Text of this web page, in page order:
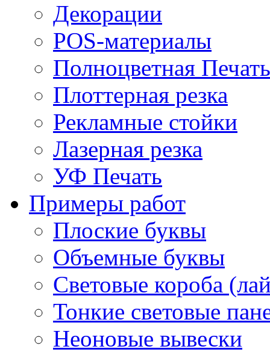
Декорации
POS-материалы
Полноцветная Печать
Плоттерная резка
Рекламные стойки
Лазерная резка
УФ Печать
Примеры работ
Плоские буквы
Объемные буквы
Световые короба
Тонкие световые
Неоновые вывески